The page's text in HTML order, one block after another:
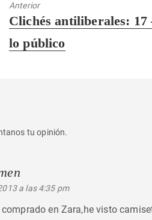
Anterior
Entrada
Clichés antiliberales: 17
lo público
tu opinión.
a las 4:35 pm
en Zara,he visto